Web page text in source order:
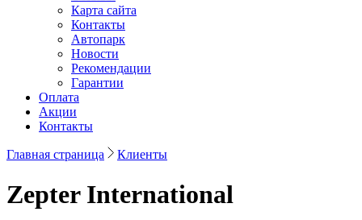
Карта сайта
Контакты
Автопарк
Новости
Рекомендации
Гарантии
Оплата
Акции
Контакты
Главная страница Клиенты
Zepter International